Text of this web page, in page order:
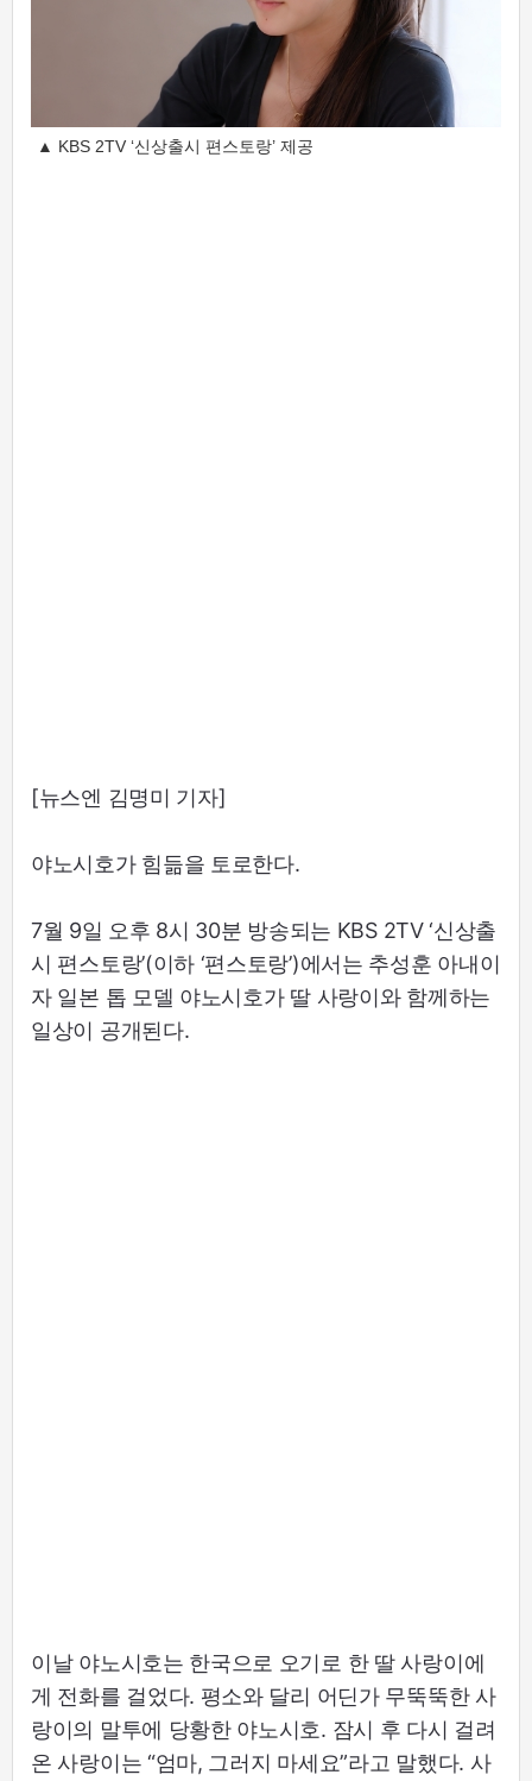
▲ KBS 2TV ‘신상출시 편스토랑’ 제공
[뉴스엔 김명미 기자]
야노시호가 힘듦을 토로한다.
7월 9일 오후 8시 30분 방송되는 KBS 2TV ‘신상출
시 편스토랑’(이하 ‘편스토랑’)에서는 추성훈 아내이
자 일본 톱 모델 야노시호가 딸 사랑이와 함께하는
일상이 공개된다.
이날 야노시호는 한국으로 오기로 한 딸 사랑이에
게 전화를 걸었다. 평소와 달리 어딘가 무뚝뚝한 사
랑이의 말투에 당황한 야노시호. 잠시 후 다시 걸려
온 사랑이는 “엄마, 그러지 마세요”라고 말했다. 사